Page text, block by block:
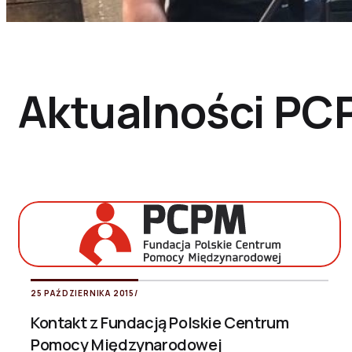
Aktualności
25 PAŹDZIERNIKA 2015/
Kontakt z Fundacją Polskie Centrum
Pomocy Międzynarodowej